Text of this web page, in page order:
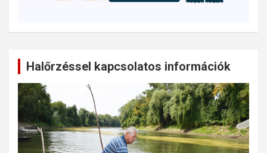
Halőrzéssel kapcsolatos információk